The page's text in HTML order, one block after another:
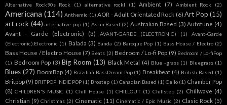
Alternative Rock90s Rock
(1) alternative rockl (1) Ambient (7) Ambient Rock (2)
Americana (114) Anthemic (1) AOR - Adult Orientated Rock (6) Art Pop (15)
art rock (44) arternative pop (1) Asian Based (2) Australian Based (3) Autotune (4)
Avant - Garde (Electronic)
(3) AVANT-GARDE (ELECTRONIC) (1)
Avant-Garde
(Electronic).Electronic (1) Balada (3) Banda (2) Baroque Pop (1) Bass House / Electro (2)
Bass House / Electro House (7) Beats (2) Bedroom / Lo-fi Pop (9) Bedroom / Lo-fiPop
(1) Bedroom Pop (3) Big Room (13) Black Metal (4) Blue -grass (1) Bluegrass (1)
Blues (27) BoomBap (4) Brazilian BassDream Pop (1) Breakbeat (4) British Based (1)
Britpop (9) BRITPOP INDIE POP (1) Brostep (1) Canadian Based (1) Cello (1) Chamber Pop
(8) CHILDREN'S MUSIC (1) Chill House (1) CHILLOUT (1) Chillstep (2) Chillwave (4)
Christian (9) Christmas (2) Cinematic (11) Cinematic / Epic Music (2) Clasic Rock (5)